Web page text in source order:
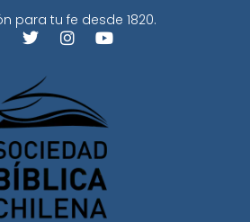
para tu fe desde 1820.